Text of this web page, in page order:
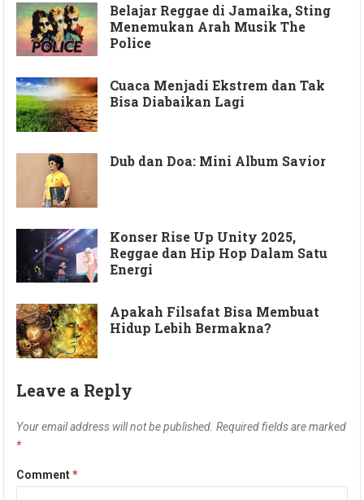
Belajar Reggae di Jamaika, Sting
Menemukan Arah Musik The
Police
Cuaca Menjadi Ekstrem dan Tak
Bisa Diabaikan Lagi
Dub dan Doa: Mini Album Savior
Konser Rise Up Unity 2025,
Reggae dan Hip Hop Dalam Satu
Energi
Apakah Filsafat Bisa Membuat
Hidup Lebih Bermakna?
Leave a Reply
Your email address will not be published. Required fields are marked
*
Comment*